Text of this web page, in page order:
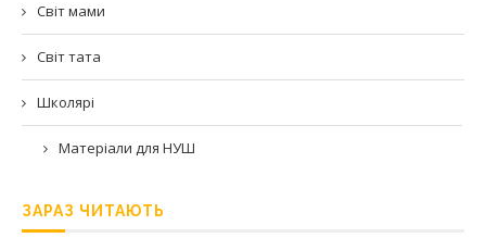
Світ мами
Світ тата
Школярі
Матеріали для НУШ
ЗАРАЗ ЧИТАЮТЬ